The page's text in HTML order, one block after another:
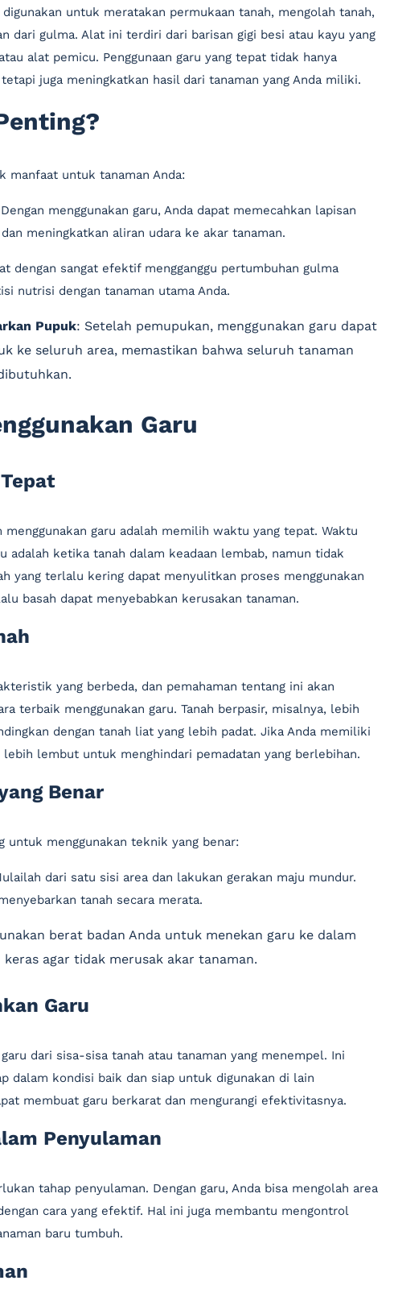
untuk meratakan permukaan tanah, mengolah tanah,
dari gulma. Alat ini terdiri dari barisan gigi besi atau kayu yang
alat pemicu. Penggunaan garu yang tepat tidak hanya
juga meningkatkan hasil dari tanaman yang Anda miliki.
manfaat untuk tanaman Anda:
menggunakan garu, Anda dapat memecahkan lapisan
meningkatkan aliran udara ke akar tanaman.
dengan sangat efektif mengganggu pertumbuhan gulma
nutrisi dengan tanaman utama Anda.
Pupuk: Setelah pemupukan, menggunakan garu dapat
ke seluruh area, memastikan bahwa seluruh tanaman
Garu
garu adalah memilih waktu yang tepat. Waktu
adalah ketika tanah dalam keadaan lembab, namun tidak
yang terlalu kering dapat menyulitkan proses menggunakan
basah dapat menyebabkan kerusakan tanaman.
yang berbeda, dan pemahaman tentang ini akan
terbaik menggunakan garu. Tanah berpasir, misalnya, lebih
dengan tanah liat yang lebih padat. Jika Anda memiliki
lebih lembut untuk menghindari pemadatan yang berlebihan.
Benar
untuk menggunakan teknik yang benar:
dari satu sisi area dan lakukan gerakan maju mundur.
tanah secara merata.
berat badan Anda untuk menekan garu ke dalam
agar tidak merusak akar tanaman.
Garu
dari sisa-sisa tanah atau tanaman yang menempel. Ini
dalam kondisi baik dan siap untuk digunakan di lain
membuat garu berkarat dan mengurangi efektivitasnya.
Penyulaman
tahap penyulaman. Dengan garu, Anda bisa mengolah area
cara yang efektif. Hal ini juga membantu mengontrol
baru tumbuh.